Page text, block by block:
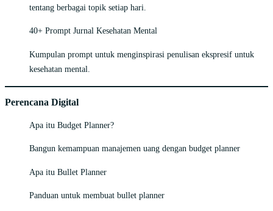
tentang berbagai topik setiap hari.
40+ Prompt Jurnal Kesehatan Mental
Kumpulan prompt untuk menginspirasi penulisan ekspresif untuk
kesehatan mental.
Perencana Digital
Apa itu Budget Planner?
Bangun kemampuan manajemen uang dengan budget planner
Apa itu Bullet Planner
Panduan untuk membuat bullet planner